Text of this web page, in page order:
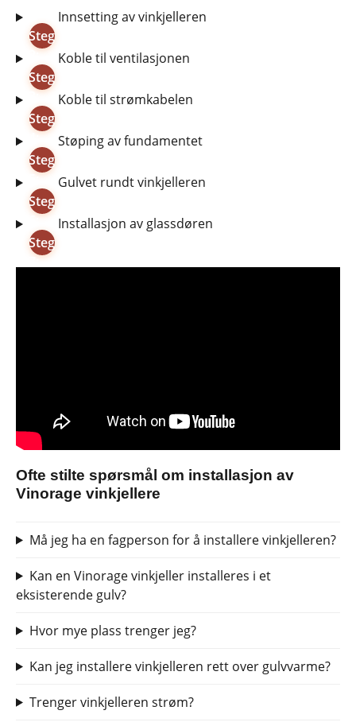
Steg
2:
Innsetting av vinkjelleren
Steg
3:
Koble til ventilasjonen
Steg
4:
Koble til strømkabelen
Steg
5:
Støping av fundamentet
Steg
6:
Gulvet rundt vinkjelleren
Steg
7:
Installasjon av glassdøren
Ofte stilte spørsmål om installasjon av
Vinorage vinkjellere
Må jeg ha en fagperson for å installere vinkjelleren?
Kan en Vinorage vinkjeller installeres i et
eksisterende gulv?
Hvor mye plass trenger jeg?
Kan jeg installere vinkjelleren rett over gulvvarme?
Trenger vinkjelleren strøm?